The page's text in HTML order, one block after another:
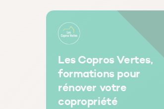
identifier les aléas climatiques
auxquels est exposé son
logement
Les Copros Vertes,
formations pour
rénover votre
copropriété